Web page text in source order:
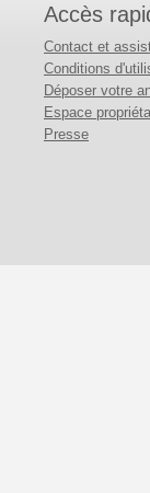
Accès
Contact et
Conditions
Déposer votre
Espace
Presse